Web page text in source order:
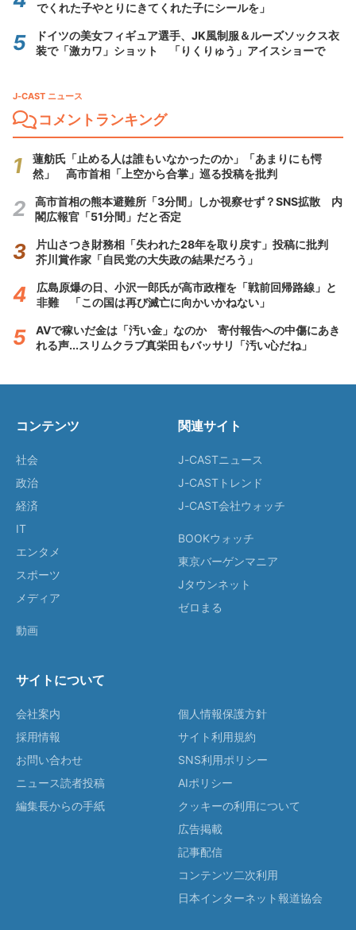
でくれた子やとりにきてくれた子にシールを」
ドイツの美女フィギュア選手、JK風制服＆ルーズソックス衣
装で「激カワ」ショット 「りくりゅう」アイスショーで
J-CAST ニュース
コメントランキング
蓮舫氏「止める人は誰もいなかったのか」「あまりにも愕
然」 高市首相「上空から合掌」巡る投稿を批判
高市首相の熊本避難所「3分間」しか視察せず？SNS拡散 内
閣広報官「51分間」だと否定
片山さつき財務相「失われた28年を取り戻す」投稿に批判
芥川賞作家「自民党の大失政の結果だろう」
広島原爆の日、小沢一郎氏が高市政権を「戦前回帰路線」と
非難 「この国は再び滅亡に向かいかねない」
AVで稼いだ金は「汚い金」なのか 寄付報告への中傷にあき
れる声...スリムクラブ真栄田もバッサリ「汚い心だね」
コンテンツ
社会
政治
経済
IT
エンタメ
スポーツ
メディア
動画
関連サイト
J-CASTニュース
J-CASTトレンド
J-CAST会社ウォッチ
BOOKウォッチ
東京バーゲンマニア
Jタウンネット
ゼロまる
サイトについて
会社案内
採用情報
お問い合わせ
ニュース読者投稿
編集長からの手紙
個人情報保護方針
サイト利用規約
SNS利用ポリシー
AIポリシー
クッキーの利用について
広告掲載
記事配信
コンテンツ二次利用
日本インターネット報道協会